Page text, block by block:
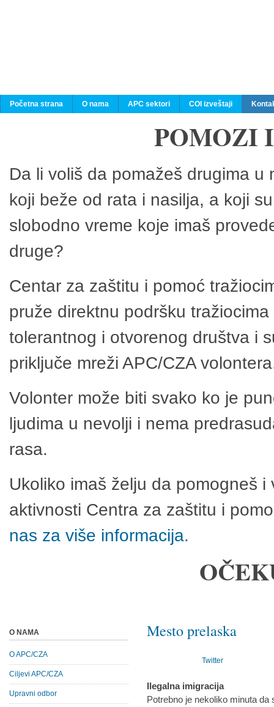
Početna strana O nama APC sektori COI izveštaji
POMOZI
Da li voliš da pomažeš drugima
koji beže od rata i nasilja, a koji
slobodno vreme koje imaš
druge?
Centar za zaštitu i pomoć
pruže direktnu podršku
tolerantnog i otvorenog društva i
priključe mreži APC/CZA
Volonter može biti svako ko je
ljudima u nevolji i nema
rasa.
Ukoliko imaš želju da pomogneš
aktivnosti Centra za zaštitu i
nas za više informacija.
Mesto prelaska
Twitter
Ilegalna imigracija
Potrebno je nekoliko minuta
O NAMA
O APC/CZA
Ciljevi APC/CZA
Upravni odbor